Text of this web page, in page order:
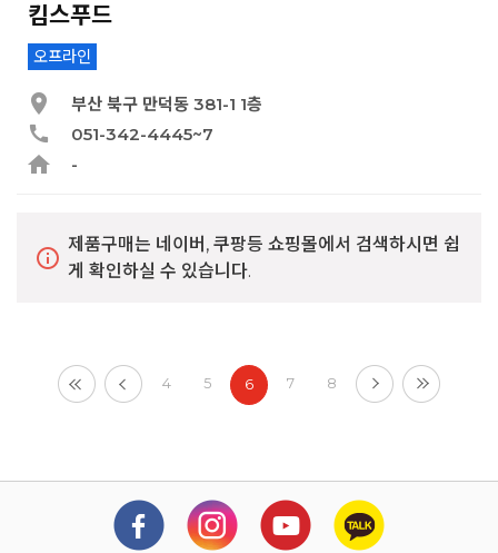
킴스푸드
오프라인
부산 북구 만덕동 381-1 1층
051-342-4445~7
-
info 제품구매는 네이버, 쿠팡등 쇼핑몰에서 검색하시면 쉽
게 확인하실 수 있습니다.
4 5 6 7 8